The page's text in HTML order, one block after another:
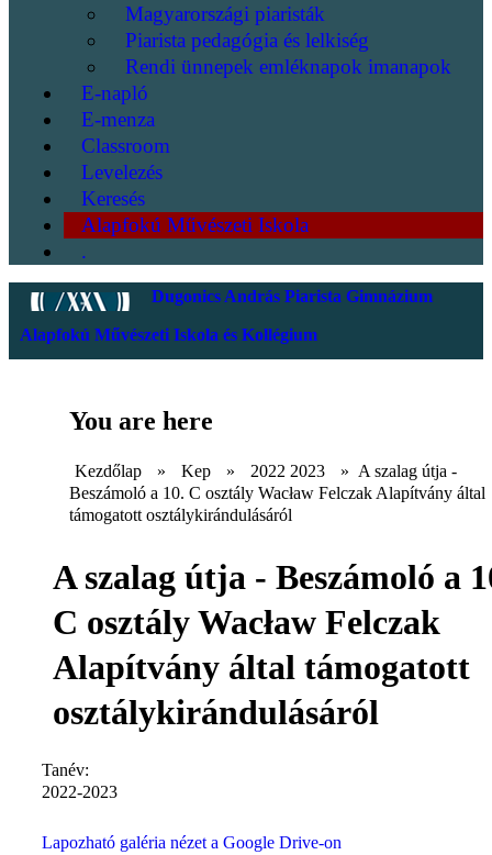
Magyarországi piaristák
Piarista pedagógia és lelkiség
Rendi ünnepek emléknapok imanapok
E-napló
E-menza
Classroom
Levelezés
Keresés
Alapfokú Művészeti Iskola
.
Dugonics András Piarista Gimnázium
Alapfokú Művészeti Iskola és Kollégium
You are here
Kezdőlap » Kep » 2022 2023 » A szalag útja -
Beszámoló a 10. C osztály Wacław Felczak Alapítvány által
támogatott osztálykirándulásáról
A szalag útja - Beszámoló a
C osztály Wacław Felczak
Alapítvány által támogatott
osztálykirándulásáról
Tanév:
2022-2023
Lapozható galéria nézet a Google Drive-on